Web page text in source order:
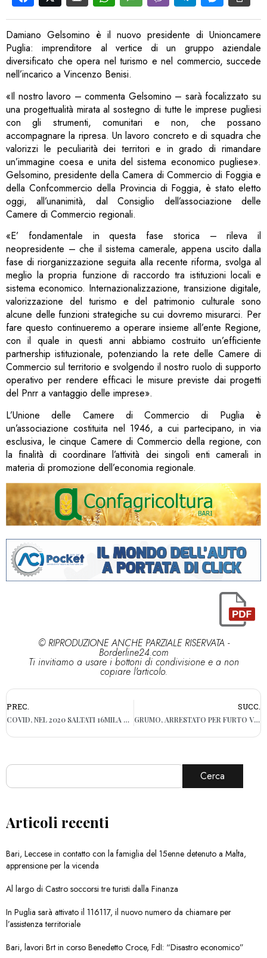
Damiano Gelsomino è il nuovo presidente di Unioncamere
Puglia: imprenditore al vertice di un gruppo aziendale
diversificato che opera nel turismo e nel commercio, succede
nell’incarico a Vincenzo Benisi.
«Il nostro lavoro – commenta Gelsomino – sarà focalizzato su
una progettualità mirata al sostegno di tutte le imprese pugliesi
con gli strumenti, comunitari e non, che possano
accompagnare la ripresa. Un lavoro concreto e di squadra che
valorizzi le peculiarità dei territori e in grado di rimandare
un’immagine coesa e unita del sistema economico pugliese».
Gelsomino, presidente della Camera di Commercio di Foggia e
della Confcommercio della Provincia di Foggia, è stato eletto
oggi, all’unanimità, dal Consiglio dell’associazione delle
Camere di Commercio regionali.
«E’ fondamentale in questa fase storica – rileva il
neopresidente – che il sistema camerale, appena uscito dalla
fase di riorganizzazione seguita alla recente riforma, svolga al
meglio la propria funzione di raccordo tra istituzioni locali e
sistema economico. Internazionalizzazione, transizione digitale,
valorizzazione del turismo e del patrimonio culturale sono
alcune delle funzioni strategiche su cui dovremo misurarci. Per
fare questo continueremo a operare insieme all’ente Regione,
con il quale in questi anni abbiamo costruito un’efficiente
partnership istituzionale, potenziando la rete delle Camere di
Commercio sul territorio e svolgendo il nostro ruolo di supporto
operativo per rendere efficaci le misure previste dai progetti
del Pnrr a vantaggio delle imprese».
L’Unione delle Camere di Commercio di Puglia è
un’associazione costituita nel 1946, a cui partecipano, in via
esclusiva, le cinque Camere di Commercio della regione, con
la finalità di coordinare l’attività dei singoli enti camerali in
materia di promozione dell’economia regionale.
© RIPRODUZIONE ANCHE PARZIALE RISERVATA -
Borderline24.com
Ti invitiamo a usare i bottoni di condivisione e a non
copiare l'articolo.
PREC.
COVID, NEL 2020 SALTATI 16MILA MATRIMONI IN PUGLIA. REGIONE: “SETTORE WEDDING PRONTO A RIPARTIRE”
SUCC.
GRUMO, ARRESTATO PER FURTO VÌOLA I DOMICILIARI: 32ENNE IN MANETTE DUE VOLTE IN 24 ORE
Cerca
Articoli recenti
Bari, Leccese in contatto con la famiglia del 15enne detenuto a Malta,
apprensione per la vicenda
Al largo di Castro soccorsi tre turisti dalla Finanza
In Puglia sarà attivato il 116117, il nuovo numero da chiamare per
l’assistenza territoriale
Bari, lavori Brt in corso Benedetto Croce, FdI: “Disastro economico”